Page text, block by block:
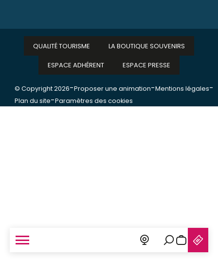
Recherche
© Copyright 2026-Proposer une animation-Mentions légales-
Plan du site-Paramètres des cookies
QUALITÉ TOURISME LA BOUTIQUE SOUVENIRS
ESPACE ADHÉRENT ESPACE PRESSE